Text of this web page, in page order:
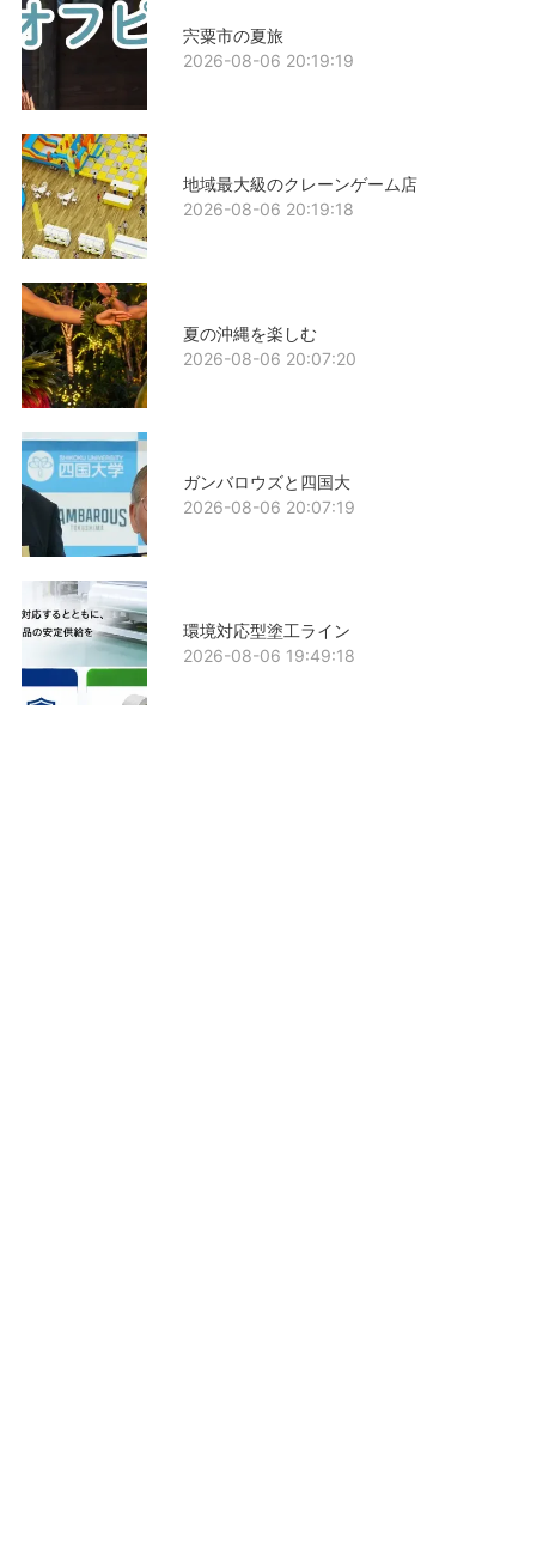
宍粟市の夏旅
2026-08-06 20:19:19
地域最大級のクレーンゲーム店
2026-08-06 20:19:18
夏の沖縄を楽しむ
2026-08-06 20:07:20
ガンバロウズと四国大
2026-08-06 20:07:19
環境対応型塗工ライン
2026-08-06 19:49:18